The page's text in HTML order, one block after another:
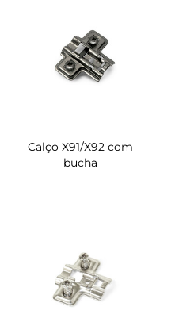
Calço X91/X92 com
bucha